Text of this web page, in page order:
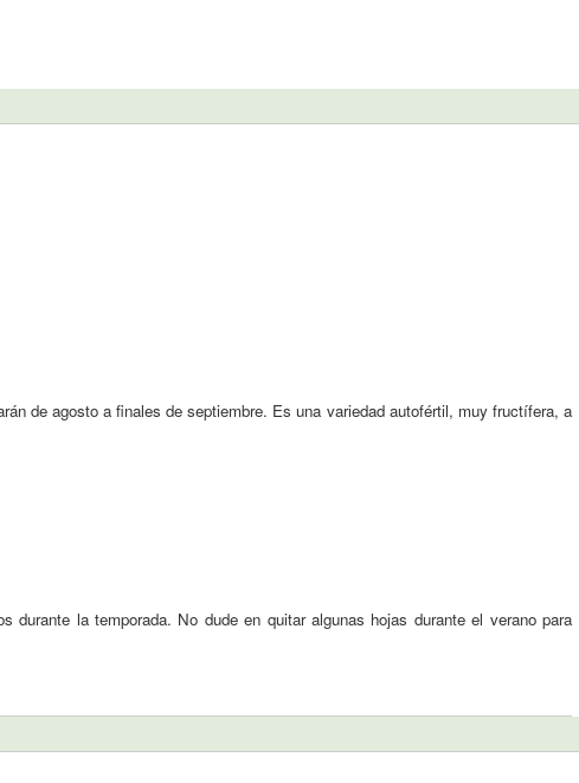
de agosto a finales de septiembre. Es una variedad autofértil, muy fructífera, a
la temporada. No dude en quitar algunas hojas durante el verano para